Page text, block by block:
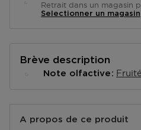
Retrait dans un magasin
Selectionner un magasin
Brève description
Note olfactive Fruité
A propos de ce produit